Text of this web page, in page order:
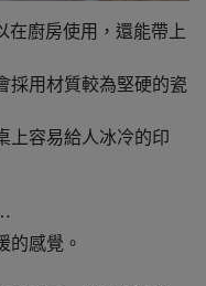
在廚房使用，還能帶上
採用材質較為堅硬的瓷
上容易給人冰冷的印
的感覺。